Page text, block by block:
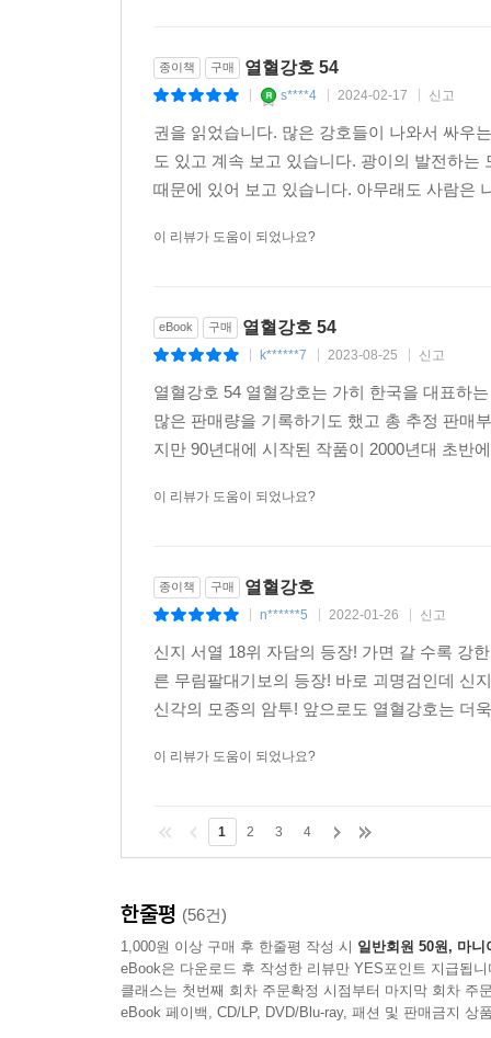
종이책 구매 열혈강호 54
s****4 2024-02-17 신고
권을 읽었습니다. 많은 강호들이 나와서 싸우
도 있고 계속 보고 있습니다. 광이의 발전하
때문에 있어 보고 있습니다. 아무래도 사람은
이 리뷰가 도움이 되었나요?
eBook 구매 열혈강호 54
k******7 2023-08-25 신고
열혈강호 54 열혈강호는 가히 한국을 대표하
많은 판매량을 기록하기도 했고 총 추정 판매
지만 90년대에 시작된 작품이 2000년대 초반
이 리뷰가 도움이 되었나요?
종이책 구매 열혈강호
n******5 2022-01-26 신고
신지 서열 18위 자담의 등장! 가면 갈 수록 강
른 무림팔대기보의 등장! 바로 괴명검인데 신
신각의 모종의 암투! 앞으로도 열혈강호는 더
이 리뷰가 도움이 되었나요?
1 2 3 4
한줄평 (56건)
1,000원 이상 구매 후 한줄평 작성 시 일반회원 50원, 마니
eBook은 다운로드 후 작성한 리뷰만 YES포인트 지급됩니
클래스는 첫번째 회차 주문확정 시점부터 마지막 회차 주
eBook 페이백, CD/LP, DVD/Blu-ray, 패션 및 판매금지 상